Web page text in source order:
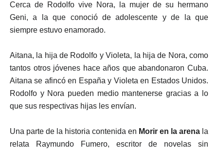
Cerca de Rodolfo vive Nora, la mujer de su hermano
Geni, a la que conoció de adolescente y de la que
siempre estuvo enamorado.
Aitana, la hija de Rodolfo y Violeta, la hija de Nora, como
tantos otros jóvenes hace años que abandonaron Cuba.
Aitana se afincó en España y Violeta en Estados Unidos.
Rodolfo y Nora pueden medio mantenerse gracias a lo
que sus respectivas hijas les envían.
Una parte de la historia contenida en Morir en la arena la
relata Raymundo Fumero, escritor de novelas sin